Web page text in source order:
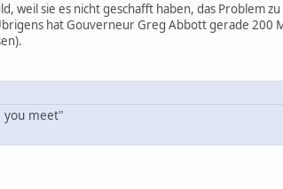
weil sie es nicht geschafft haben, das Problem
hat Gouverneur Greg Abbott gerade 200
you meet"